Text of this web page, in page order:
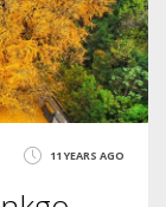
11 YEARS AGO